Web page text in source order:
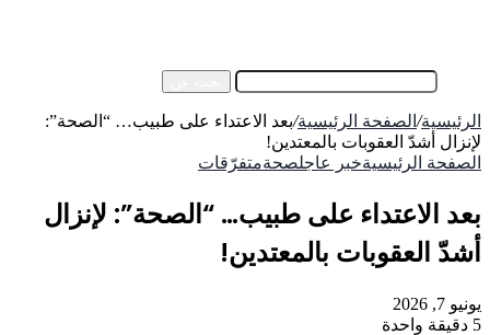
الرئيسية/ الصفحة الرئيسية/بعد الاعتداء على طبيب… “الصحة”:
لإنزال أشدّ العقوبات بالمعتدين!
الصفحة الرئيسيةخبر عاجلصحةمتفرّقات
بعد الاعتداء على طبيب… “الصحة”: لإنزال
أشدّ العقوبات بالمعتدين!
يونيو 7, 2026
5 دقيقة واحدة